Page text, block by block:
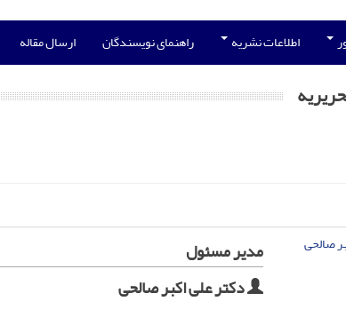
اطلاعات نشریه راهنمای نویسندگان ارسال مقاله
مدیر مسئول
دکتر علی اکبر صالحی